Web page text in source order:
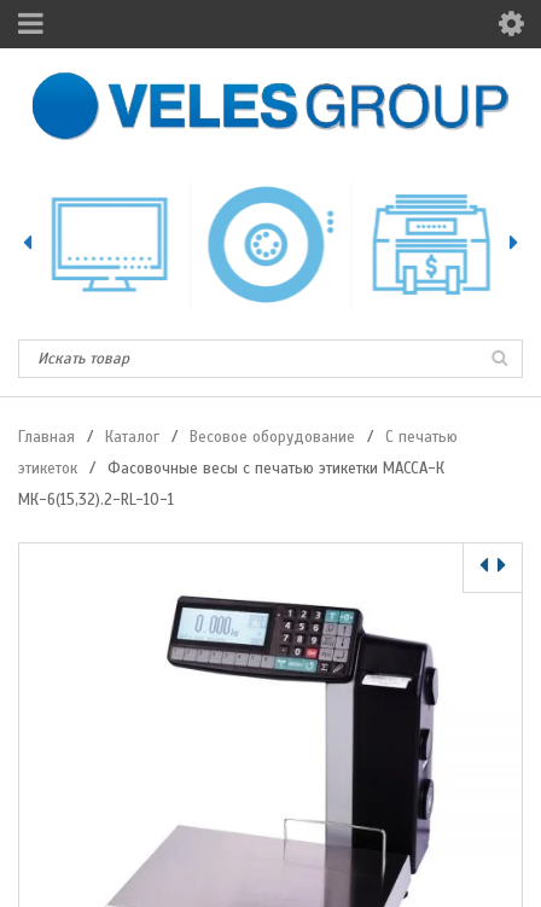
Главная / Каталог / Весовое оборудование /
С печатью
этикеток
/
Фасовочные весы с печатью этикетки МАССА-К
МК-6(15,32).2-RL-10-1